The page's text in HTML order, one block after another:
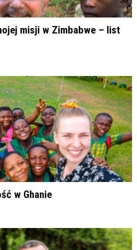
misji w Zimbabwe – list
w Ghanie